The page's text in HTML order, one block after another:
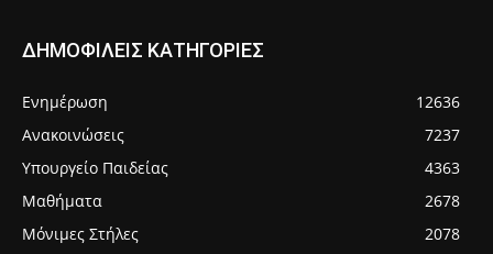
ΔΗΜΟΦΙΛΕΙΣ ΚΑΤΗΓΟΡΙΕΣ
Ενημέρωση
12636
Ανακοινώσεις
7237
Υπουργείο Παιδείας
4363
Μαθήματα
2678
Μόνιμες Στήλες
2078